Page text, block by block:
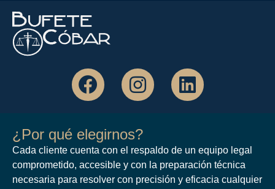
¿Por qué elegirnos?
Cada cliente cuenta con el respaldo de un equipo legal
comprometido, accesible y con la preparación técnica
necesaria para resolver con precisión y eficacia cualquier